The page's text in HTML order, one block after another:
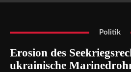
Politik
Erosion des
ukrainische